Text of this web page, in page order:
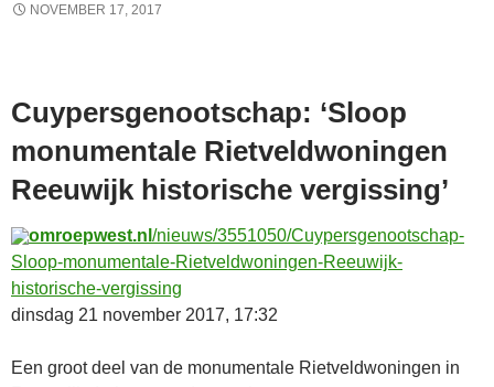
NOVEMBER 17, 2017
Cuypersgenootschap: ‘Sloop
monumentale Rietveldwoningen
Reeuwijk historische vergissing’
omroepwest.nl /nieuws/3551050/Cuypersgenootschap-
Sloop-monumentale-Rietveldwoningen-Reeuwijk-
historische-vergissing
dinsdag 21 november 2017, 17:32
Een groot deel van de monumentale Rietveldwoningen in